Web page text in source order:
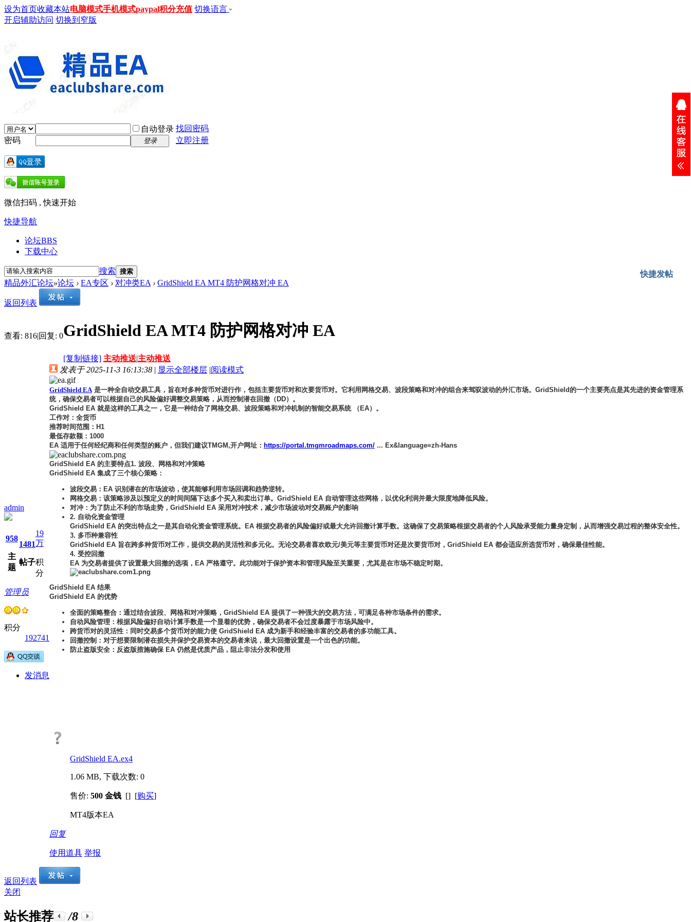
设为首页收藏本站电脑模式手机模式paypal积分充值 切换语言
开启辅助访问 切换到窄版
自动登录 找回密码
密码
登录 立即注册
微信扫码 , 快速开始
快捷导航
论坛BBS
下载中心
快捷发帖
搜索 搜索
精品外汇论坛»论坛 › EA专区 › 对冲类EA › GridShield EA MT4 防护网格对冲 EA
返回列表
查看: 816|回复: 0GridShield EA MT4 防护网格对冲 EA
[复制链接] 主动推送|主动推送
admin
958
主
题
1481
帖子
19
万
积
分
管理员
积分
192741
发消息
发表于 2025-11-3 16:13:38 | 显示全部楼层 |阅读模式
GridShield EA 是一种全自动交易工具，旨在对多种货币对进行作，包括主要货币对和次要货币对。它利用网格交易、波段策略和对冲的组合来驾驭波动的外汇市场。GridShield的一个主要亮点是其先进的资金管理系
统，确保交易者可以根据自己的风险偏好调整交易策略，从而控制潜在回撤（DD）。
GridShield EA 就是这样的工具之一，它是一种结合了网格交易、波段策略和对冲机制的智能交易系统 （EA）。
工作对：全货币
推荐时间范围：H1
最低存款额：1000
EA 适用于任何经纪商和任何类型的账户，但我们建议TMGM,开户网址： https://portal.tmgmroadmaps.com/ ... Ex&language=zh-Hans
GridShield EA 的主要特点1. 波段、网格和对冲策略
GridShield EA 集成了三个核心策略：
波段交易：EA 识别潜在的市场波动，使其能够利用市场回调和趋势逆转。
网格交易：该策略涉及以预定义的时间间隔下达多个买入和卖出订单。GridShield EA 自动管理这些网格，以优化利润并最大限度地降低风险。
对冲：为了防止不利的市场走势，GridShield EA 采用对冲技术，减少市场波动对交易账户的影响
2. 自动化资金管理
GridShield EA 的突出特点之一是其自动化资金管理系统。EA 根据交易者的风险偏好或最大允许回撤计算手数。这确保了交易策略根据交易者的个人风险承受能力量身定制，从而增强交易过程的整体安全性。
3. 多币种兼容性
GridShield EA 旨在跨多种货币对工作，提供交易的灵活性和多元化。无论交易者喜欢欧元/美元等主要货币对还是次要货币对，GridShield EA 都会适应所选货币对，确保最佳性能。
4. 受控回撤
EA 为交易者提供了设置最大回撤的选项，EA 严格遵守。此功能对于保护资本和管理风险至关重要，尤其是在市场不稳定时期。
GridShield EA 结果
GridShield EA 的优势
全面的策略整合：通过结合波段、网格和对冲策略，GridShield EA 提供了一种强大的交易方法，可满足各种市场条件的需求。
自动风险管理：根据风险偏好自动计算手数是一个显着的优势，确保交易者不会过度暴露于市场风险中。
跨货币对的灵活性：同时交易多个货币对的能力使 GridShield EA 成为新手和经验丰富的交易者的多功能工具。
回撤控制：对于想要限制潜在损失并保护交易资本的交易者来说，最大回撤设置是一个出色的功能。
防止盗版安全：反盗版措施确保 EA 仍然是优质产品，阻止非法分发和使用
GridShield EA.ex4
1.06 MB, 下载次数: 0
售价: 500 金钱 [] [购买]
MT4版本EA
回复
使用道具 举报
返回列表
关闭
站长推荐 /8